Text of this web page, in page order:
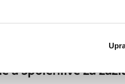
naše poznávací
do 5-15 osob, s
a spolehlivě za